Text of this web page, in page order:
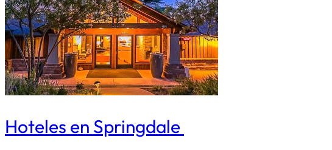
Hoteles en Springdale